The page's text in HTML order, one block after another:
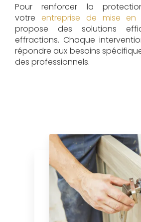
Pour renforcer la
votre entreprise de mise en
propose des solutions
effractions. Chaque
répondre aux besoins
des professionnels.